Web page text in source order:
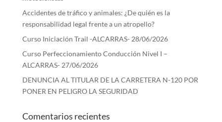
Accidentes de tráfico y animales: ¿De quién es la
responsabilidad legal frente a un atropello?
Curso Iniciación Trail -ALCARRAS- 28/06/2026
Curso Perfeccionamiento Conducción Nivel I –
ALCARRAS- 27/06/2026
DENUNCIA AL TITULAR DE LA CARRETERA N-120 POR
PONER EN PELIGRO LA SEGURIDAD
Comentarios recientes